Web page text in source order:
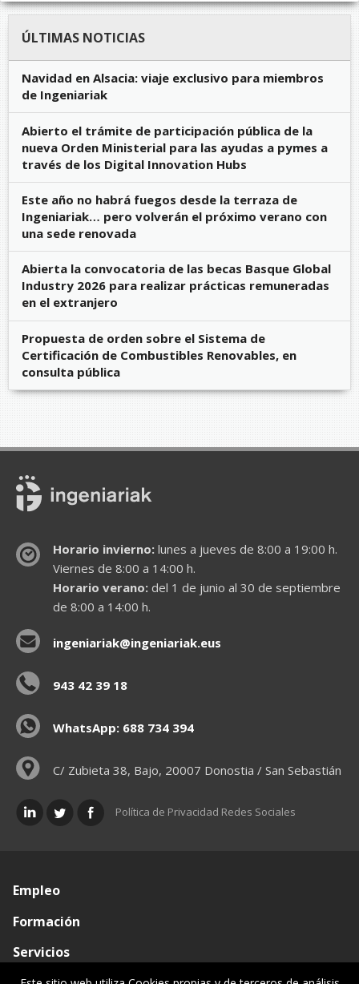
ÚLTIMAS NOTICIAS
Navidad en Alsacia: viaje exclusivo para miembros
de Ingeniariak
Abierto el trámite de participación pública de la
nueva Orden Ministerial para las ayudas a pymes a
través de los Digital Innovation Hubs
Este año no habrá fuegos desde la terraza de
Ingeniariak… pero volverán el próximo verano con
una sede renovada
Abierta la convocatoria de las becas Basque Global
Industry 2026 para realizar prácticas remuneradas
en el extranjero
Propuesta de orden sobre el Sistema de
Certificación de Combustibles Renovables, en
consulta pública
Horario invierno:lunes a jueves de 8:00 a 19:00 h.
Viernes de 8:00 a 14:00 h.
Horario verano:del 1 de junio al 30 de septiembre
de 8:00 a 14:00 h.
ingeniariak@ingeniariak.eus
943 42 39 18
WhatsApp: 688 734 394
C/ Zubieta 38, Bajo, 20007 Donostia / San Sebastián
Política de Privacidad Redes Sociales
Empleo
Formación
Servicios